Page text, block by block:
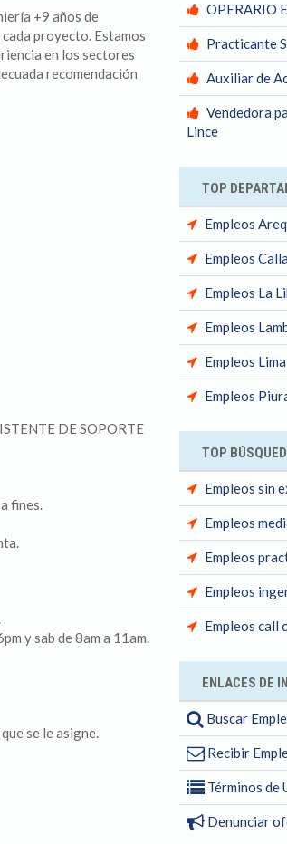
+9 años de
proyecto. Estamos
en los sectores
recomendación
DE SOPORTE
fines.
y sab de 8am a 11am.
se le asigne.
OPERARIO
Practicante
Auxiliar de
Vendedora
Lince
TOP
Empleos
Empleos
Empleos La
Empleos
Empleos Lima
Empleos
TOP
Empleos sin
Empleos
Empleos
Empleos
Empleos call
ENLACES DE
Buscar
Recibir
Términos de
Denunciar